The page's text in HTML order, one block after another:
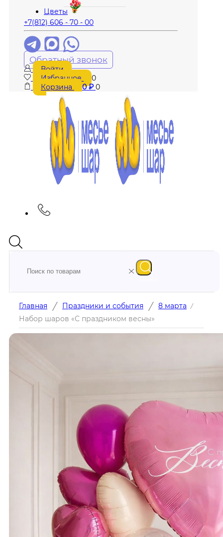
Цветы
+7(812) 606 - 70 - 00
Обратный звонок
Войти
Избранное
0
Корзина
0₽ 0
Главная / Праздники и события / 8 марта /
Набор шаров «С праздником весны»